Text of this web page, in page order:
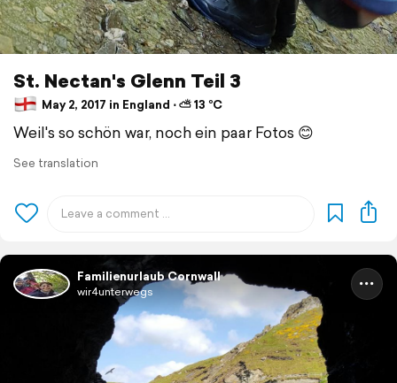
St. Nectan's Glenn Teil 3
May 2, 2017 in England ⋅ ⛅ 13 °C
Weil's so schön war, noch ein paar Fotos 😊
See translation
Familienurlaub Cornwall
wir4unterwegs